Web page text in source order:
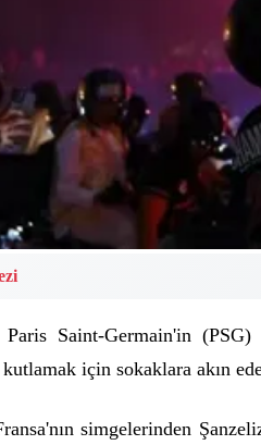
Paris Saint-Germain'in (PSG)
için sokaklara akın
simgelerinden